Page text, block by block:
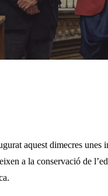
aquest dimecres
a la conservació de